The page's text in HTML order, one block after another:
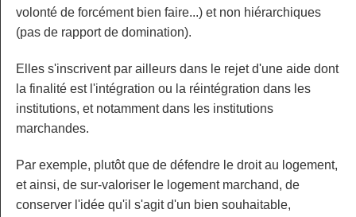
volonté de forcément bien faire...) et non hiérarchiques
(pas de rapport de domination).
Elles s'inscrivent par ailleurs dans le rejet d'une aide dont
la finalité est l'intégration ou la réintégration dans les
institutions, et notamment dans les institutions
marchandes.
Par exemple, plutôt que de défendre le droit au logement,
et ainsi, de sur-valoriser le logement marchand, de
conserver l'idée qu'il s'agit d'un bien souhaitable,